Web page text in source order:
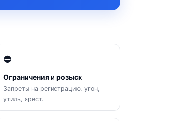
⛔
Ограничения и розыск
Запреты на регистрацию, угон,
утиль, арест.